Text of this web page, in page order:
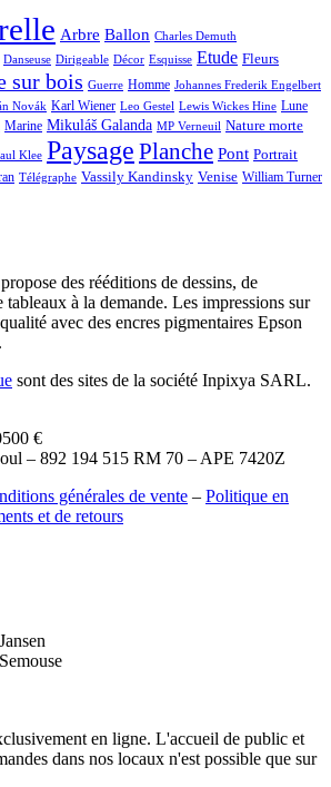
Arbre Ballon Charles Demuth
Danseuse Dirigeable Décor Esquisse Etude Fleurs
sur bois Guerre Homme Johannes Frederik Engelbert
Novák Karl Wiener Leo Gestel Lewis Wickes Hine Lune
Marine Mikuláš Galanda MP Verneuil Nature morte
Klee Paysage Planche Pont Portrait
Télégraphe Vassily Kandinsky Venise William Turner
des rééditions de dessins, de
tableaux à la demande. Les impressions sur
avec des encres pigmentaires Epson
sont des sites de la société Inpixya SARL.
€
– 892 194 515 RM 70 – APE 7420Z
générales de vente – Politique en
et de retours
en ligne. L'accueil de public et
dans nos locaux n'est possible que sur